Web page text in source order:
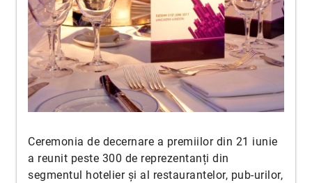
Ceremonia de decernare a premiilor din 21 iunie
a reunit peste 300 de reprezentanți din
segmentul hotelier și al restaurantelor, pub-urilor,